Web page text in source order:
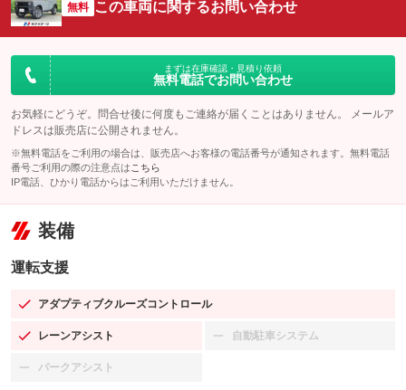
無料 この車両に関するお問い合わせ
まずは在庫確認・見積り依頼
無料電話でお問い合わせ
お気軽にどうぞ。問合せ後に何度もご連絡が届くことはありません。 メールア
ドレスは販売店に公開されません。
※無料電話をご利用の場合は、販売店へお客様の電話番号が通知されます。無料電話
番号ご利用の際の注意点は こちら
IP電話、ひかり電話からはご利用いただけません。
装備
運転支援
アダプティブクルーズコントロール
：装備あり
レーンアシスト
：装備あり 自動駐車システム
：装備なし
パークアシスト
：装備なし